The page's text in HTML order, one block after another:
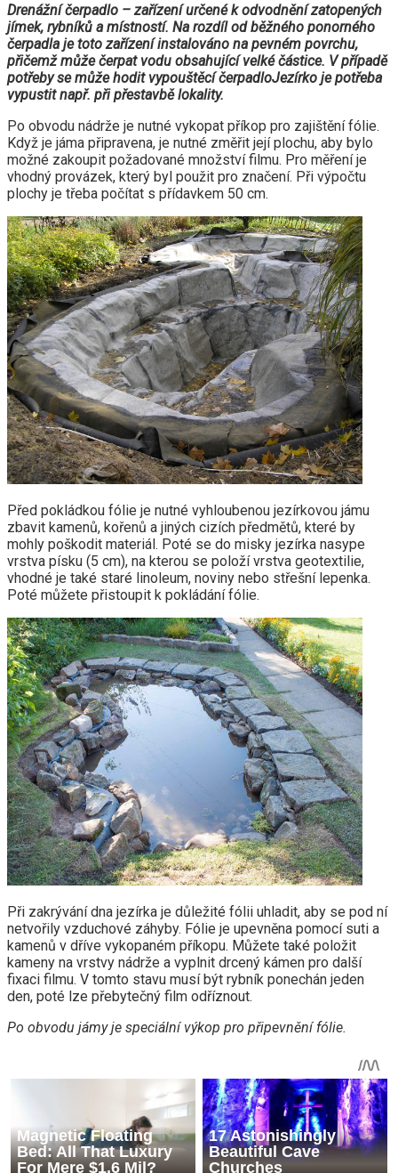
Drenážní čerpadlo – zařízení určené k odvodnění zatopených
jímek, rybníků a místností. Na rozdíl od běžného ponorného
čerpadla je toto zařízení instalováno na pevném povrchu,
přičemž může čerpat vodu obsahující velké částice. V případě
potřeby se může hodit vypouštěcí čerpadloJezírko je potřeba
vypustit např. při přestavbě lokality.
Po obvodu nádrže je nutné vykopat příkop pro zajištění fólie.
Když je jáma připravena, je nutné změřit její plochu, aby bylo
možné zakoupit požadované množství filmu. Pro měření je
vhodný provázek, který byl použit pro značení. Při výpočtu
plochy je třeba počítat s přídavkem 50 cm.
Před pokládkou fólie je nutné vyhloubenou jezírkovou jámu
zbavit kamenů, kořenů a jiných cizích předmětů, které by
mohly poškodit materiál. Poté se do misky jezírka nasype
vrstva písku (5 cm), na kterou se položí vrstva geotextilie,
vhodné je také staré linoleum, noviny nebo střešní lepenka.
Poté můžete přistoupit k pokládání fólie.
Při zakrývání dna jezírka je důležité fólii uhladit, aby se pod ní
netvořily vzduchové záhyby. Fólie je upevněna pomocí suti a
kamenů v dříve vykopaném příkopu. Můžete také položit
kameny na vrstvy nádrže a vyplnit drcený kámen pro další
fixaci filmu. V tomto stavu musí být rybník ponechán jeden
den, poté lze přebytečný film odříznout.
Po obvodu jámy je speciální výkop pro připevnění fólie.